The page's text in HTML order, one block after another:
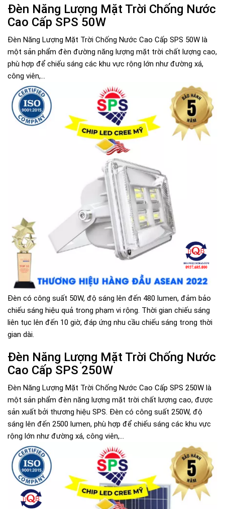
Đèn Năng Lượng Mặt Trời Chống Nước
Cao Cấp SPS 50W
Đèn Năng Lượng Mặt Trời Chống Nước Cao Cấp SPS 50W là
một sản phẩm đèn đường năng lượng mặt trời chất lượng cao,
phù hợp để chiếu sáng các khu vực rộng lớn như đường xá,
công viên,...
Đèn có công suất 50W, độ sáng lên đến 480 lumen, đảm bảo
chiếu sáng hiệu quả trong phạm vi rộng. Thời gian chiếu sáng
liên tục lên đến 10 giờ, đáp ứng nhu cầu chiếu sáng trong thời
gian dài.
Đèn Năng Lượng Mặt Trời Chống Nước
Cao Cấp SPS 250W
Đèn Năng Lượng Mặt Trời Chống Nước Cao Cấp SPS 250W là
một sản phẩm đèn năng lượng mặt trời chất lượng cao, được
sản xuất bởi thương hiệu SPS. Đèn có công suất 250W, độ
sáng lên đến 2500 lumen, phù hợp để chiếu sáng các khu vực
rộng lớn như đường xá, công viên,...